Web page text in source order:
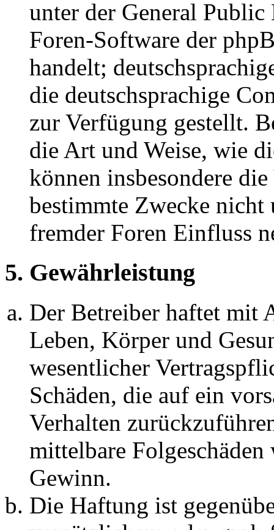
unter der General
Foren-Software der
handelt;
die deutschsprachige
zur Verfügung gestellt.
die Art und Weise, wie
können insbesondere
bestimmte Zwecke nicht
fremder Foren Einfluss
5. Gewährleistung
Der Betreiber haftet mit
Leben, Körper und
wesentlicher
Schäden, die auf ein
Verhalten
mittelbare Folgeschäden
Gewinn.
Die Haftung ist